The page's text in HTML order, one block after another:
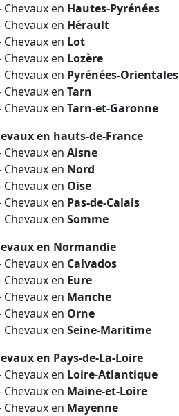
en Hautes-Pyrénées
en Hérault
en Lot
en Lozère
en Pyrénées-Orientales
en Tarn
en Tarn-et-Garonne
en hauts-de-France
en Aisne
en Nord
en Oise
en Pas-de-Calais
en Somme
en Normandie
en Calvados
en Eure
en Manche
en Orne
en Seine-Maritime
en Pays-de-La-Loire
en Loire-Atlantique
en Maine-et-Loire
en Mayenne